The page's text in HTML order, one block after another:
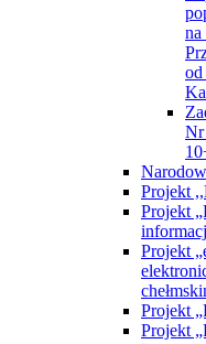
na
od
Nr
Projekt
Projekt
Projekt
Projekt
Projekt